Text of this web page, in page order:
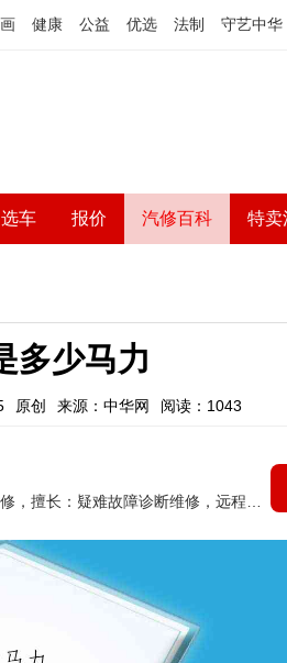
健康 公益 优选 法制 守艺中华
选车 报价 汽修百科 特卖
多少马力
原创 来源：中华网 阅读：1043